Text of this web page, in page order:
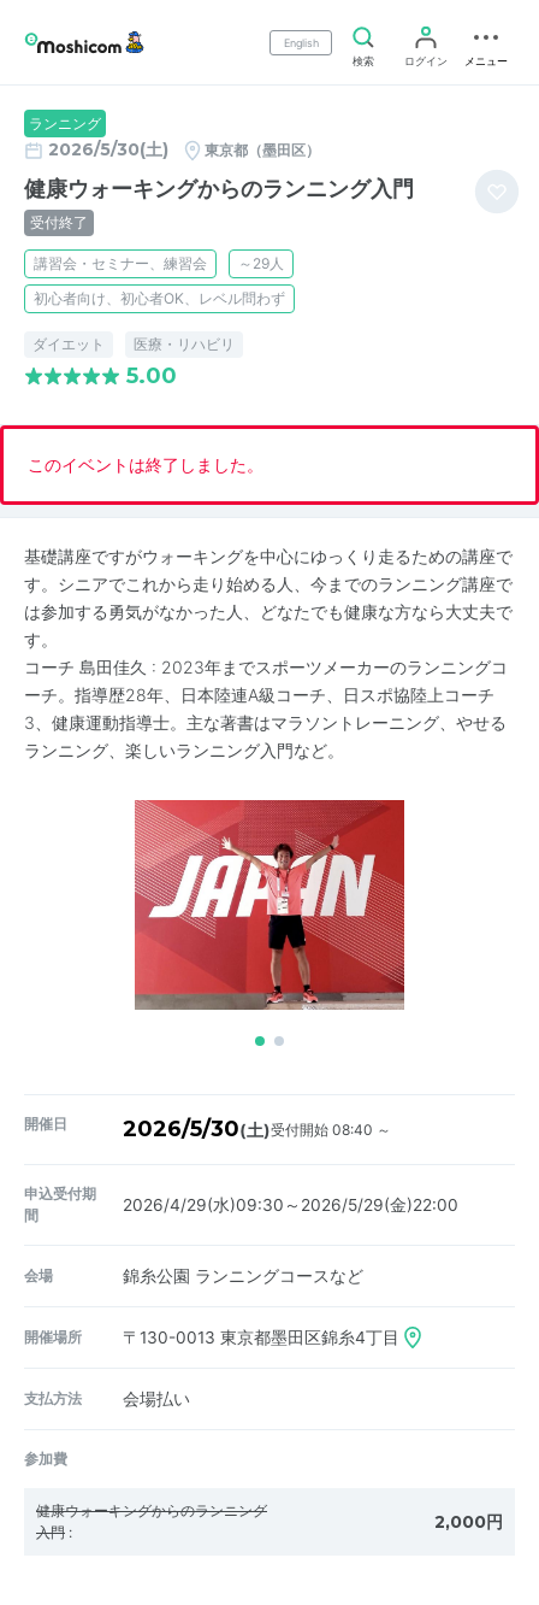
English
検索
ログイン メニュー
ランニング
2026/5/30(土) 東京都（墨田区）
健康ウォーキングからのランニング入門
受付終了
講習会・セミナー、練習会
～29人
初心者向け、初心者OK、レベル問わず
ダイエット 医療・リハビリ
5.00
このイベントは終了しました。
基礎講座ですがウォーキングを中心にゆっくり走るための講座で
す。シニアでこれから走り始める人、今までのランニング講座で
は参加する勇気がなかった人、どなたでも健康な方なら大丈夫で
す。
コーチ 島田佳久 : 2023年までスポーツメーカーのランニングコ
ーチ。指導歴28年、日本陸連A級コーチ、日スポ協陸上コーチ
3、健康運動指導士。主な著書はマラソントレーニング、やせる
ランニング、楽しいランニング入門など。
開催日 2026/5/30(土)受付開始 08:40 ～
申込受付期
間
2026/4/29(水)09:30～2026/5/29(金)22:00
会場 錦糸公園 ランニングコースなど
開催場所 〒130-0013 東京都墨田区錦糸4丁目
支払方法 会場払い
参加費
健康ウォーキングからのランニング
入門 : 2,000円